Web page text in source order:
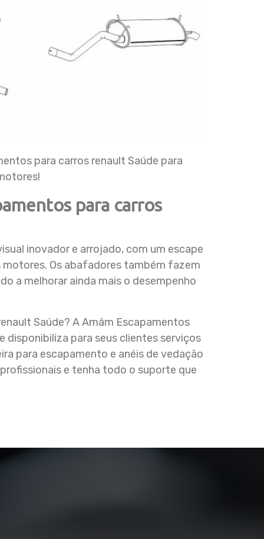
para carros renault Saúde para
para carros
inovador e arrojado, com um escape
Os abafadores também fazem
a melhorar ainda mais o desempenho
Saúde? A Amâm Escapamentos
disponibiliza para seus clientes serviços
para escapamento e anéis de vedação
e tenha todo o suporte que